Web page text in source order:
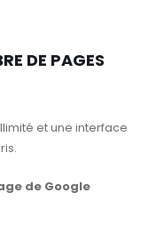
DE PAGES
et une interface
de Google